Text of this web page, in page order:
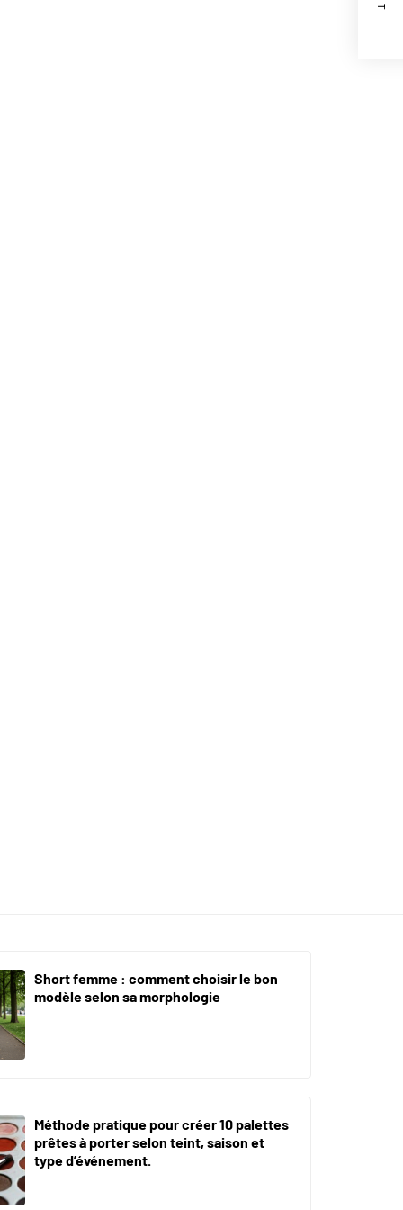
Short femme : comment choisir le bon
modèle selon sa morphologie
Méthode pratique pour créer 10 palettes
prêtes à porter selon teint, saison et
type d’événement.